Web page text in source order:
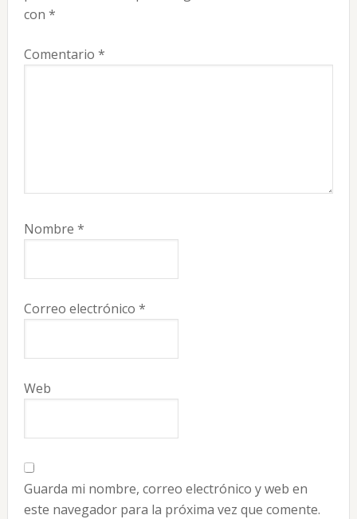
lectores
con *
Comentario *
Nombre *
Correo electrónico *
Web
Guarda mi nombre, correo electrónico y web en
este navegador para la próxima vez que comente.